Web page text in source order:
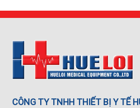
CÔNG TY TNHH THIẾT BỊ Y TẾ